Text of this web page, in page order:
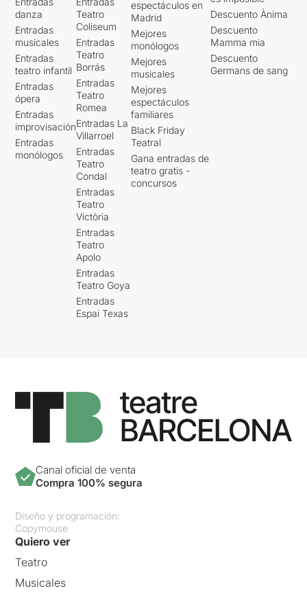
danza
Entradas
musicales
Entradas
teatro infantil
Entradas
ópera
Entradas
improvisación
Entradas
monólogos
Teatro
Coliseum
Entradas
Teatro
Borrás
Entradas
Teatro
Romea
Entradas La
Villarroel
Entradas
Teatro
Condal
Entradas
Teatro
Victòria
Entradas
Teatro
Apolo
Entradas
Teatro Goya
Entradas
Espai Texas
espectáculos en
Madrid
Mejores
monólogos
Mejores
musicales
Mejores
espectáculos
familiares
Black Friday
Teatral
Gana entradas de
teatro gratis -
concursos
Descuento Ànima
Descuento
Mamma mia
Descuento
Germans de sang
Canal oficial de venta
Compra 100% segura
Diseño y programación:
Copymouse
Quiero ver
Teatro
Musicales